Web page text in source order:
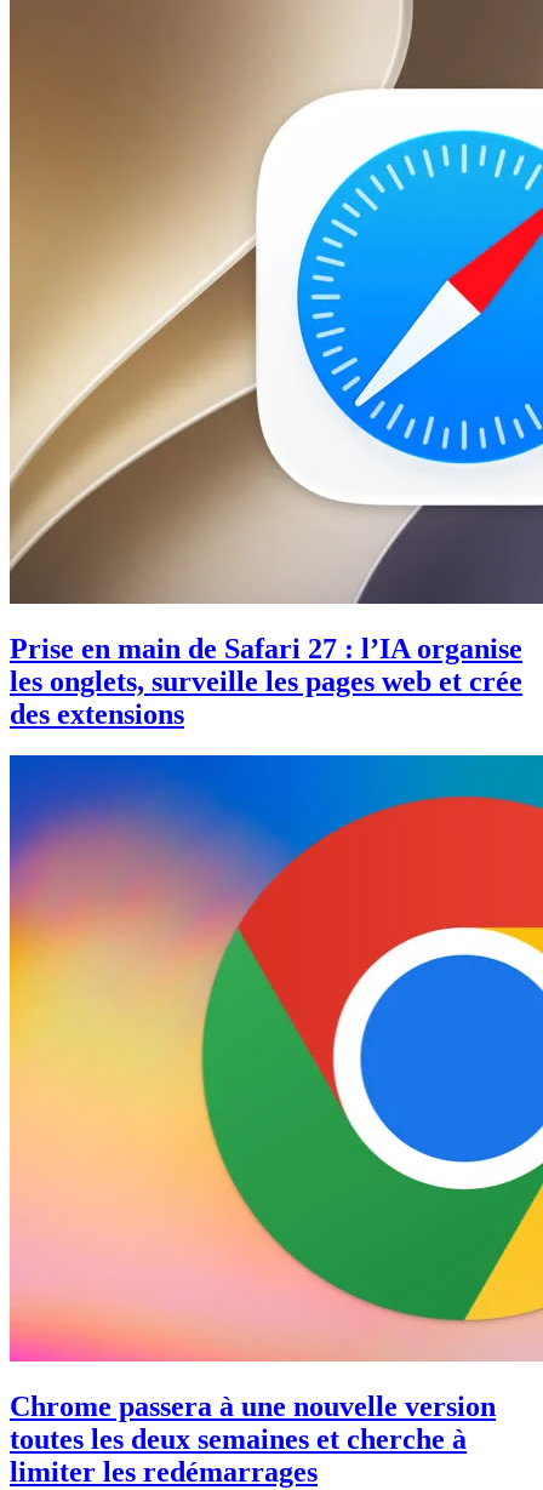
Prise en main de Safari 27 : l’IA organise
les onglets, surveille les pages web et crée
des extensions
Chrome passera à une nouvelle version
toutes les deux semaines et cherche à
limiter les redémarrages